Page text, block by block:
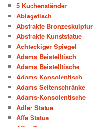
5 Kuchenständer
Ablagetisch
Abstrakte Bronzeskulptur
Abstrakte Kunststatue
Achteckiger Spiegel
Adams Beistelltisch
Adams Beistelltische
Adams Konsolentisch
Adams Seitenschränke
Adams-Konsolentische
Adler Statue
Affe Statue